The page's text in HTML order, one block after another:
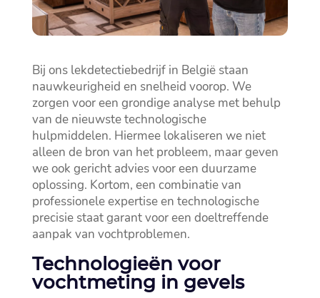
Bij ons lekdetectiebedrijf in België staan
nauwkeurigheid en snelheid voorop.​ We
zorgen voor een grondige analyse met behulp
van de nieuwste technologische
hulpmiddelen.​ Hiermee lokaliseren we niet
alleen de bron van het probleem, maar geven
we ook gericht advies voor een duurzame
oplossing.​ Kortom, een combinatie van
professionele expertise en technologische
precisie staat garant voor een doeltreffende
aanpak van vochtproblemen.​
Technologieën voor
vochtmeting in gevels